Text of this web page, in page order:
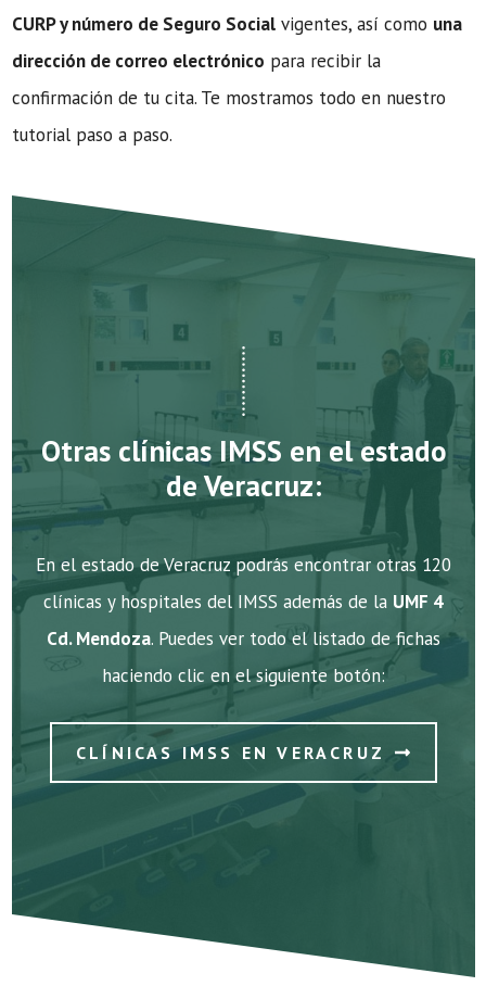
CURP y número de Seguro Social vigentes, así como una
dirección de correo electrónico para recibir la
confirmación de tu cita. Te mostramos todo en nuestro
tutorial paso a paso.
Otras clínicas IMSS en el estado
de Veracruz:
En el estado de Veracruz podrás encontrar otras 120
clínicas y hospitales del IMSS además de la UMF 4
Cd. Mendoza. Puedes ver todo el listado de fichas
haciendo clic en el siguiente botón:
CLÍNICAS IMSS EN VERACRUZ